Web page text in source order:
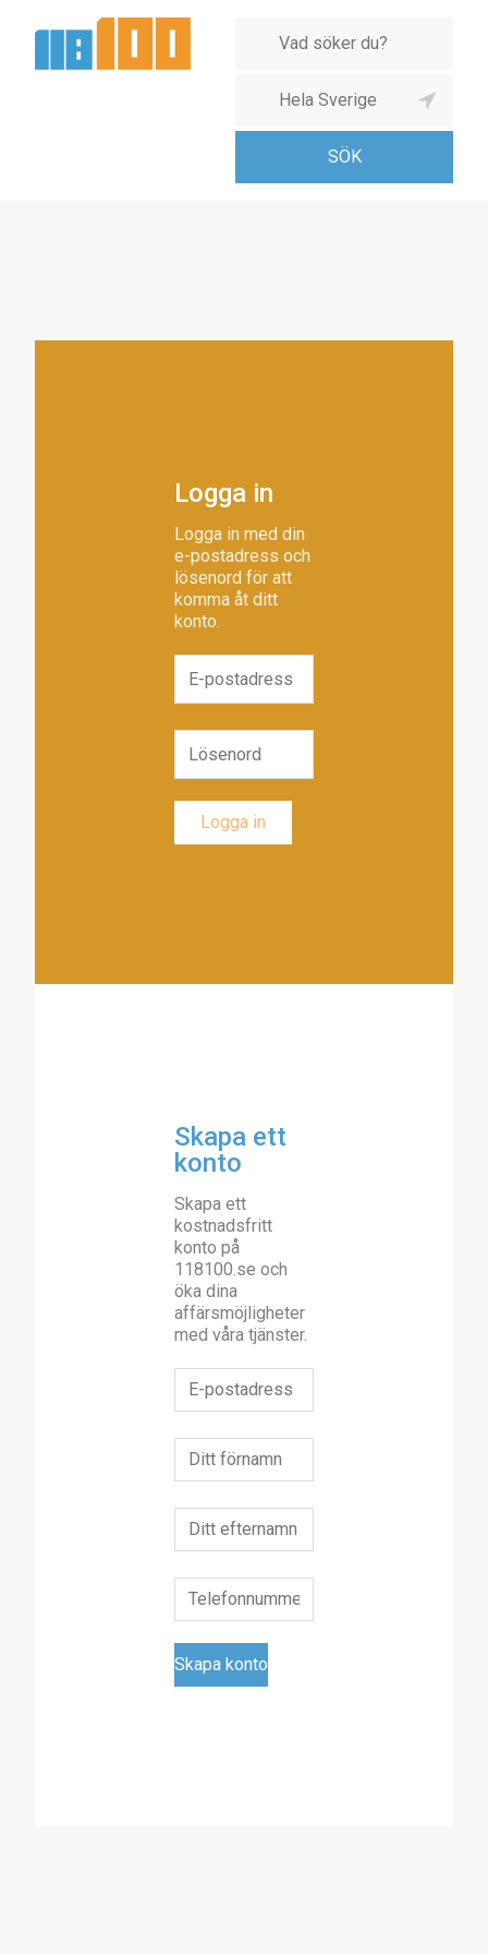
Logga in
Logga in med din
e-postadress och
lösenord för att
komma åt ditt
konto.
Skapa ett
konto
Skapa ett
kostnadsfritt
konto på
118100.se och
öka dina
affärsmöjligheter
med våra tjänster.